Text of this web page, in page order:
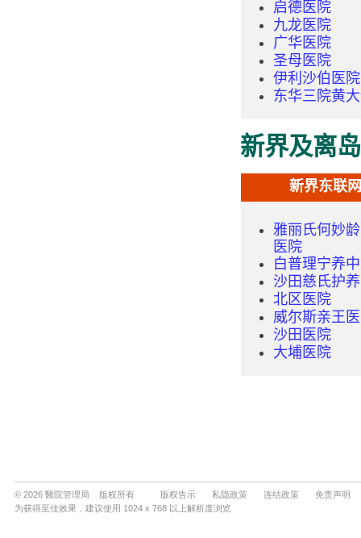
© 2026 醫院管理局 版权所有 版权告示 私隐政策 连结政策
免责声明
为获得至佳效果，建议使用 1024 x 768 以上解析度浏览